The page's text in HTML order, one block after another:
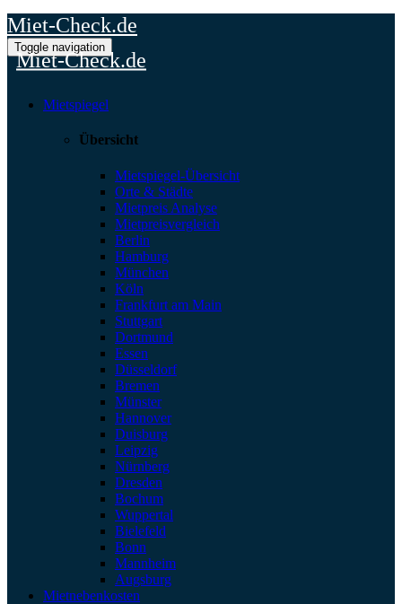
Miet-Check.de
Miet-Check.de
Toggle navigation
Mietspiegel
Übersicht
Mietspiegel-Übersicht
Orte & Städte
Mietpreis Analyse
Mietpreisvergleich
Berlin
Hamburg
München
Köln
Frankfurt am Main
Stuttgart
Dortmund
Essen
Düsseldorf
Bremen
Münster
Hannover
Duisburg
Leipzig
Nürnberg
Dresden
Bochum
Wuppertal
Bielefeld
Bonn
Mannheim
Augsburg
Mietnebenkosten